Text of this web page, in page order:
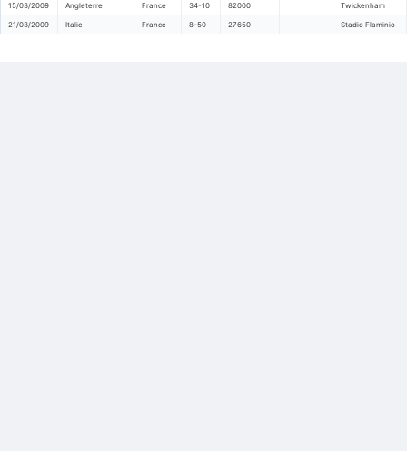
15/03/2009 Angleterre France 34-10 82000 Twickenham
21/03/2009 Italie France 8-50 27650 Stadio Flaminio